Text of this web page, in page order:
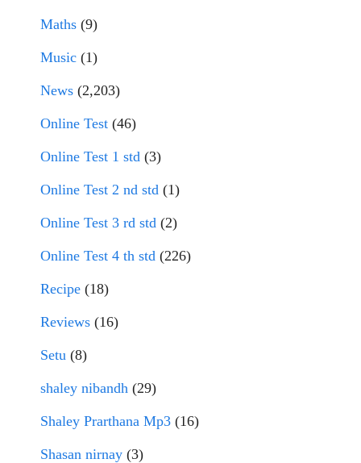
Maths (9)
Music (1)
News (2,203)
Online Test (46)
Online Test 1 std (3)
Online Test 2 nd std (1)
Online Test 3 rd std (2)
Online Test 4 th std (226)
Recipe (18)
Reviews (16)
Setu (8)
shaley nibandh (29)
Shaley Prarthana Mp3 (16)
Shasan nirnay (3)